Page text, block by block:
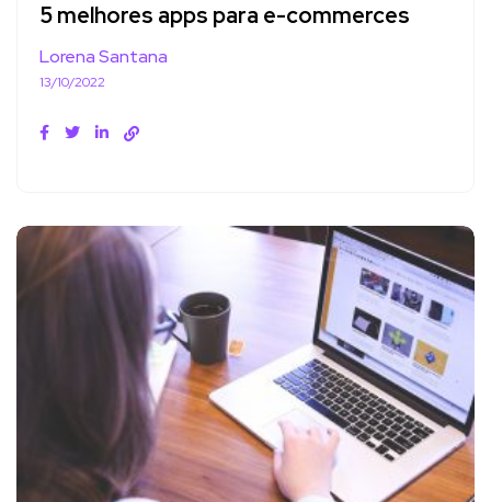
5 melhores apps para e-commerces
Lorena Santana
13/10/2022